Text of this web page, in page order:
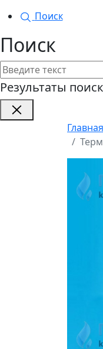
Поиск
Поиск
Результаты
Главная